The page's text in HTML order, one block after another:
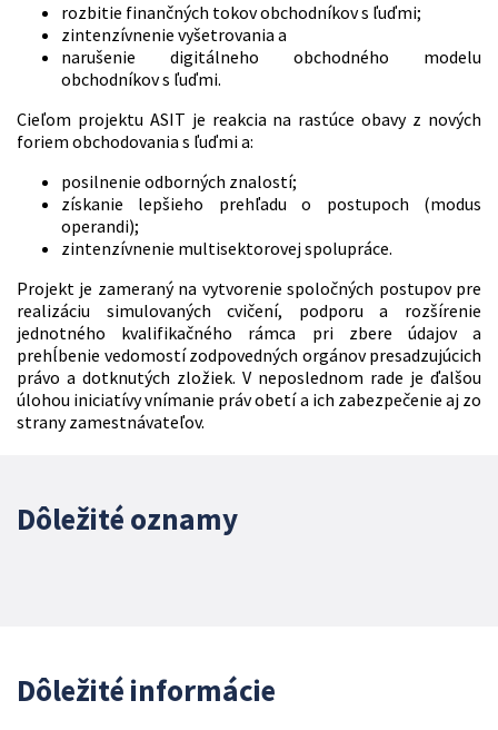
rozbitie finančných tokov obchodníkov s ľuďmi;
zintenzívnenie vyšetrovania a
narušenie digitálneho obchodného modelu
obchodníkov s ľuďmi.
Cieľom projektu ASIT je reakcia na rastúce obavy z nových
foriem obchodovania s ľuďmi a:
posilnenie odborných znalostí;
získanie lepšieho prehľadu o postupoch (modus
operandi);
zintenzívnenie multisektorovej spolupráce.
Projekt je zameraný na vytvorenie spoločných postupov pre
realizáciu simulovaných cvičení, podporu a rozšírenie
jednotného kvalifikačného rámca pri zbere údajov a
prehĺbenie vedomostí zodpovedných orgánov presadzujúcich
právo a dotknutých zložiek. V neposlednom rade je ďalšou
úlohou iniciatívy vnímanie práv obetí a ich zabezpečenie aj zo
strany zamestnávateľov.
Dôležité oznamy
Dôležité informácie